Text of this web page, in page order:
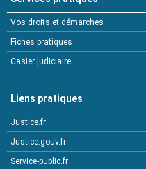
Vos droits et démarches
Fiches pratiques
Casier judiciaire
Liens pratiques
Justice.fr
Justice.gouv.fr
Service-public.fr